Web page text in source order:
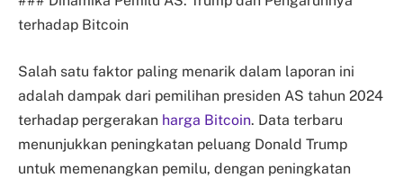
terhadap Bitcoin
Salah satu faktor paling menarik dalam laporan ini
adalah dampak dari pemilihan presiden AS tahun 2024
terhadap pergerakan harga Bitcoin. Data terbaru
menunjukkan peningkatan peluang Donald Trump
untuk memenangkan pemilu, dengan peningkatan